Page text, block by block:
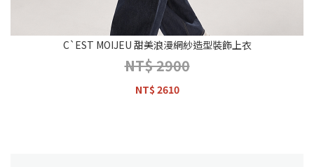
C`EST MOIJEU 甜美浪漫網紗造型裝飾上衣
NT$ 2900
NT$ 2610